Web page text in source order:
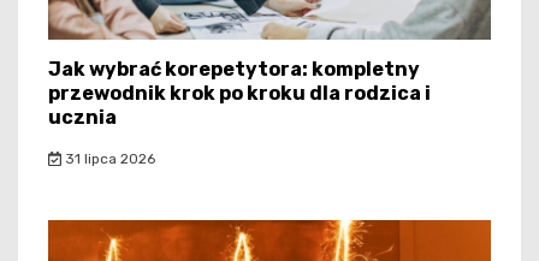
Jak wybrać korepetytora: kompletny
przewodnik krok po kroku dla rodzica i
ucznia
31 lipca 2026